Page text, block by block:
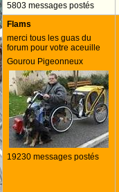
5803 messages postés
Flams
merci tous les guas du
forum pour votre aceuille
Gourou Pigeonneux
19230 messages postés